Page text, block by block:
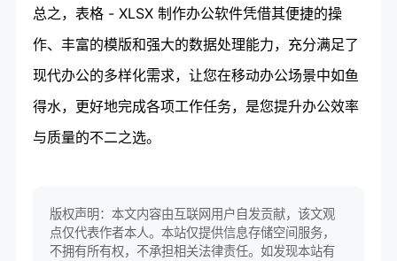
总之，表格 - XLSX 制作办公软件凭借其便捷的操
作、丰富的模版和强大的数据处理能力，充分满足了
现代办公的多样化需求，让您在移动办公场景中如鱼
得水，更好地完成各项工作任务，是您提升办公效率
与质量的不二之选。
版权声明：本文内容由互联网用户自发贡献，该文观
点仅代表作者本人。本站仅提供信息存储空间服务，
不拥有所有权，不承担相关法律责任。如发现本站有